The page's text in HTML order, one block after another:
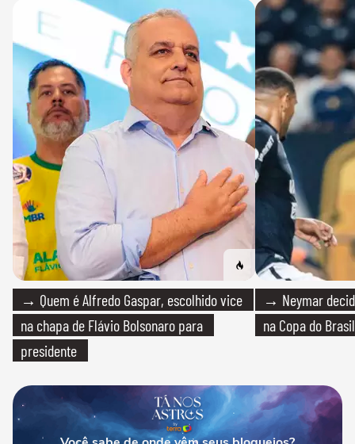
→ Quem é Alfredo Gaspar, escolhido vice
na chapa de Flávio Bolsonaro para
presidente
→ Neymar
na Copa do Brasil